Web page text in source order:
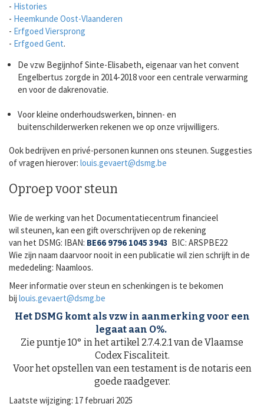
- Histories
- Heemkunde Oost-Vlaanderen
- Erfgoed Viersprong
- Erfgoed Gent.
De vzw Begijnhof Sinte-Elisabeth, eigenaar van het convent
Engelbertus zorgde in 2014-2018 voor een centrale verwarming
en voor de dakrenovatie.
Voor kleine onderhoudswerken, binnen- en
buitenschilderwerken rekenen we op onze vrijwilligers.
Ook bedrijven en privé-personen kunnen ons steunen. Suggesties
of vragen hierover: louis.gevaert@dsmg.be
Oproep voor steun
Wie de werking van het Documentatiecentrum financieel
wil steunen, kan een gift overschrijven op de rekening
van het DSMG: IBAN: BE66 9796 1045 3943 BIC: ARSPBE22
Wie zijn naam daarvoor nooit in een publicatie wil zien schrijft in de
mededeling: Naamloos.
Meer informatie over steun en schenkingen is te bekomen
bij louis.gevaert@dsmg.be
Het DSMG komt als vzw in aanmerking voor een
legaat aan O%.
Zie puntje 10° in het artikel 2.7.4.2.1 van de Vlaamse
Codex Fiscaliteit.
Voor het opstellen van een testament is de notaris een
goede raadgever.
Laatste wijziging: 17 februari 2025